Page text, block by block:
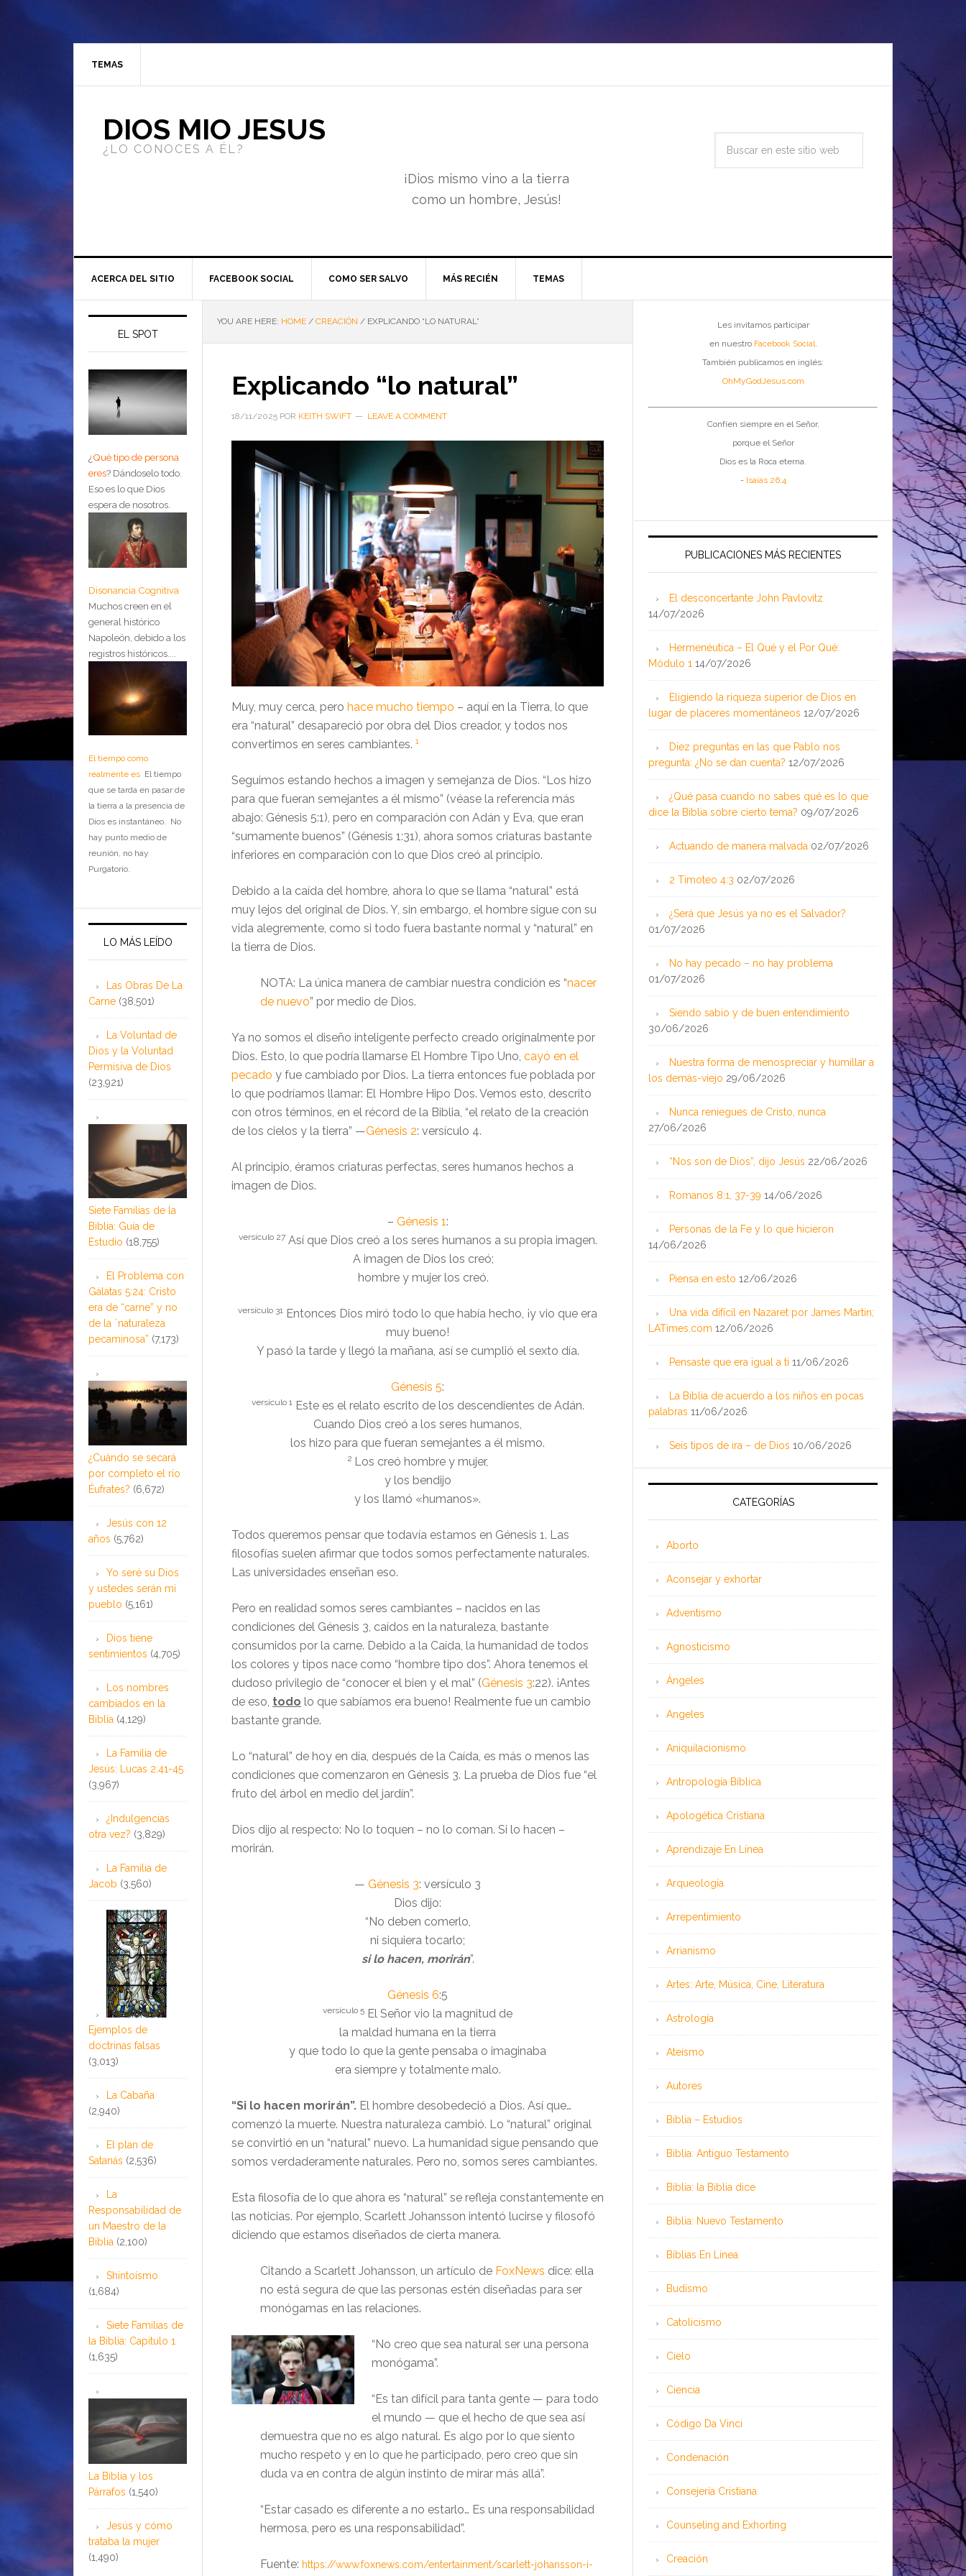
TEMAS
DIOS MIO JESUS
¿LO CONOCES A ÉL?
¡Dios mismo vino a la tierra
como un hombre, Jesús!
ACERCA DEL SITIO FACEBOOK SOCIAL COMO SER SALVO MÁS RECIÉN TEMAS
YOU ARE HERE: HOME / CREACIÓN / EXPLICANDO “LO NATURAL”
Explicando “lo natural”
18/11/2025 POR KEITH SWIFT LEAVE A COMMENT
Muy, muy cerca, pero hace mucho tiempo – aquí en la Tierra, lo que
era “natural” desapareció por obra del Dios creador, y todos nos
convertimos en seres cambiantes. 1
Seguimos estando hechos a imagen y semejanza de Dios. “Los hizo
para que fueran semejantes a él mismo” (véase la referencia más
abajo: Génesis 5:1), pero en comparación con Adán y Eva, que eran
“sumamente buenos” (Génesis 1:31), ahora somos criaturas bastante
inferiores en comparación con lo que Dios creó al principio.
Debido a la caída del hombre, ahora lo que se llama “natural” está
muy lejos del original de Dios. Y, sin embargo, el hombre sigue con su
vida alegremente, como si todo fuera bastante normal y “natural” en
la tierra de Dios.
NOTA: La única manera de cambiar nuestra condición es “nacer
de nuevo” por medio de Dios.
Ya no somos el diseño inteligente perfecto creado originalmente por
Dios. Esto, lo que podría llamarse El Hombre Tipo Uno, cayó en el
pecado y fue cambiado por Dios. La tierra entonces fue poblada por
lo que podríamos llamar: El Hombre Hipo Dos. Vemos esto, descrito
con otros términos, en el récord de la Biblia, “el relato de la creación
de los cielos y la tierra” —Génesis 2: versículo 4.
Al principio, éramos criaturas perfectas, seres humanos hechos a
imagen de Dios.
– Génesis 1:
versículo 27 Así que Dios creó a los seres humanos a su propia imagen.
A imagen de Dios los creó;
hombre y mujer los creó.
versículo 31 Entonces Dios miró todo lo que había hecho, ¡y vio que era
muy bueno!
Y pasó la tarde y llegó la mañana, así se cumplió el sexto día.
Génesis 5:
versículo 1 Este es el relato escrito de los descendientes de Adán.
Cuando Dios creó a los seres humanos,
los hizo para que fueran semejantes a él mismo.
2 Los creó hombre y mujer,
y los bendijo
y los llamó «humanos».
Todos queremos pensar que todavía estamos en Génesis 1. Las
filosofías suelen afirmar que todos somos perfectamente naturales.
Las universidades enseñan eso.
Pero en realidad somos seres cambiantes – nacidos en las
condiciones del Génesis 3, caídos en la naturaleza, bastante
consumidos por la carne. Debido a la Caída, la humanidad de todos
los colores y tipos nace como “hombre tipo dos”. Ahora tenemos el
dudoso privilegio de “conocer el bien y el mal” (Génesis 3:22). ¡Antes
de eso, todo lo que sabíamos era bueno! Realmente fue un cambio
bastante grande.
Lo “natural” de hoy en día, después de la Caída, es más o menos las
condiciones que comenzaron en Génesis 3. La prueba de Dios fue “el
fruto del árbol en medio del jardín”.
Dios dijo al respecto: No lo toquen – no lo coman. Si lo hacen –
morirán.
— Génesis 3: versículo 3
Dios dijo:
“No deben comerlo,
ni siquiera tocarlo;
si lo hacen, morirán”.
Génesis 6:5
versículo 5 El Señor vio la magnitud de
la maldad humana en la tierra
y que todo lo que la gente pensaba o imaginaba
era siempre y totalmente malo.
“Si lo hacen morirán”. El hombre desobedeció a Dios. Así que…
comenzó la muerte. Nuestra naturaleza cambió. Lo “natural” original
se convirtió en un “natural” nuevo. La humanidad sigue pensando que
somos verdaderamente naturales. Pero no, somos seres cambiantes.
Esta filosofía de lo que ahora es “natural” se refleja constantemente en
las noticias. Por ejemplo, Scarlett Johansson intentó lucirse y filosofó
diciendo que estamos diseñados de cierta manera.
Citando a Scarlett Johansson, un artículo de FoxNews dice: ella
no está segura de que las personas estén diseñadas para ser
monógamas en las relaciones.
“No creo que sea natural ser una persona
monógama”.
“Es tan difícil para tanta gente — para todo
el mundo — que el hecho de que sea así
demuestra que no es algo natural. Es algo por lo que siento
mucho respeto y en lo que he participado, pero creo que sin
duda va en contra de algún instinto de mirar más allá”.
“Estar casado es diferente a no estarlo… Es una responsabilidad
hermosa, pero es una responsabilidad”.
Fuente: https://www.foxnews.com/entertainment/scarlett-johansson-i-
Les invitamos participar
en nuestro Facebook Social.
También publicamos en inglés:
OhMyGodJesus.com
Confíen siempre en el Señor,
porque el Señor
Dios es la Roca eterna.
- Isaías 26:4
PUBLICACIONES MÁS RECIENTES
El desconcertante John Pavlovitz
14/07/2026
Hermenéutica – El Qué y el Por Qué:
Módulo 1 14/07/2026
Eligiendo la riqueza superior de Dios en
lugar de placeres momentáneos 12/07/2026
Diez preguntas en las que Pablo nos
pregunta: ¿No se dan cuenta? 12/07/2026
¿Qué pasa cuando no sabes qué es lo que
dice la Biblia sobre cierto tema? 09/07/2026
Actuando de manera malvada 02/07/2026
2 Timoteo 4:3 02/07/2026
¿Será que Jesús ya no es el Salvador?
01/07/2026
No hay pecado – no hay problema
01/07/2026
Siendo sabio y de buen entendimiento
30/06/2026
Nuestra forma de menospreciar y humillar a
los demás-viejo 29/06/2026
Nunca reniegues de Cristo, nunca
27/06/2026
“Nos son de Dios”, dijo Jesús 22/06/2026
Romanos 8:1, 37-39 14/06/2026
Personas de la Fe y lo que hicieron
14/06/2026
Piensa en esto 12/06/2026
Una vida difícil en Nazaret por James Martin;
LATimes.com 12/06/2026
Pensaste que era igual a ti 11/06/2026
La Biblia de acuerdo a los niños en pocas
palabras 11/06/2026
Seis tipos de ira – de Dios 10/06/2026
CATEGORÍAS
Aborto
Aconsejar y exhortar
Adventismo
Agnosticismo
Ángeles
Angeles
Aniquilacionismo
Antropología Bíblica
Apologética Cristiana
Aprendizaje En Línea
Arqueología
Arrepentimiento
Arrianismo
Artes: Arte, Música, Cine, Literatura
Astrología
Ateísmo
Autores
Biblia – Estudios
Biblia: Antiguo Testamento
Biblia: la Biblia dice
Biblia: Nuevo Testamento
Bíblias En Línea
Budismo
Catolicismo
Cielo
Ciencia
Código Da Vinci
Condenación
Consejería Cristiana
Counseling and Exhorting
Creación
EL SPOT
¿Qué tipo de persona
eres? Dándoselo todo.
Eso es lo que Dios
espera de nosotros.
Disonancia Cognitiva
Muchos creen en el
general histórico
Napoleón, debido a los
registros históricos....
El tiempo como
realmente es El tiempo
que se tarda en pasar de
la tierra a la presencia de
Dios es instantáneo. No
hay punto medio de
reunión, no hay
Purgatorio.
LO MÁS LEÍDO
Las Obras De La
Carne (38,501)
La Voluntad de
Dios y la Voluntad
Permisiva de Dios
(23,921)
Siete Familias de la
Biblia: Guía de
Estudio (18,755)
El Problema con
Gálatas 5:24: Cristo
era de “carne” y no
de la ¨naturaleza
pecaminosa” (7,173)
¿Cuándo se secará
por completo el río
Éufrates? (6,672)
Jesús con 12
años (5,762)
Yo seré su Dios
y ustedes serán mi
pueblo (5,161)
Dios tiene
sentimientos (4,705)
Los nombres
cambiados en la
Biblia (4,129)
La Familia de
Jesús: Lucas 2:41-45
(3,967)
¿Indulgencias
otra vez? (3,829)
La Familia de
Jacob (3,560)
Ejemplos de
doctrinas falsas
(3,013)
La Cabaña
(2,940)
El plan de
Satanás (2,536)
La
Responsabilidad de
un Maestro de la
Biblia (2,100)
Shintoísmo
(1,684)
Siete Familias de
la Biblia: Capítulo 1
(1,635)
La Biblia y los
Párrafos (1,540)
Jesús y cómo
trataba la mujer
(1,490)